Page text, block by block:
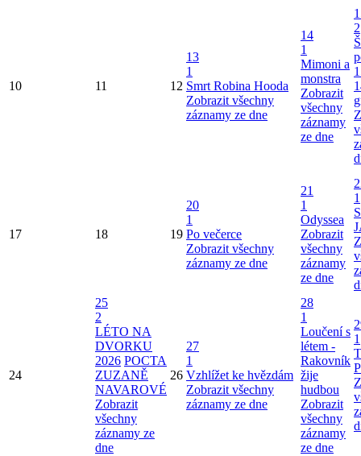
10 11 12
13
1
Smrt Robina Hooda
Zobrazit všechny
záznamy ze dne
14
1
Mimoni a
monstra
Zobrazit
všechny
záznamy
ze dne
2
17 18 19
20
1
Po večerce
Zobrazit všechny
záznamy ze dne
21
1
Odyssea
Zobrazit
všechny
záznamy
ze dne
1
24
25
2
LÉTO NA
DVORKU
2026 POCTA
ZUZANĚ
NAVAROVÉ
Zobrazit
všechny
záznamy ze
dne
26
27
1
Vzhlížet ke hvězdám
Zobrazit všechny
záznamy ze dne
28
1
Loučení s
létem -
Rakovník
žije
hudbou
Zobrazit
všechny
záznamy
ze dne
1